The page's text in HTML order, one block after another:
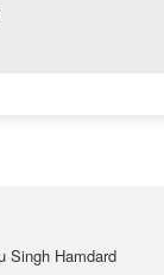
Singh Hamdard